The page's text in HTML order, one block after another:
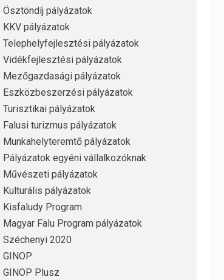
Ösztöndíj pályázatok
KKV pályázatok
Telephelyfejlesztési pályázatok
Vidékfejlesztési pályázatok
Mezőgazdasági pályázatok
Eszközbeszerzési pályázatok
Turisztikai pályázatok
Falusi turizmus pályázatok
Munkahelyteremtő pályázatok
Pályázatok egyéni vállalkozóknak
Művészeti pályázatok
Kulturális pályázatok
Kisfaludy Program
Magyar Falu Program pályázatok
Széchenyi 2020
GINOP
GINOP Plusz